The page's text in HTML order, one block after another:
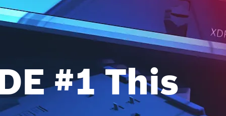
ctrlX MOTION
Motion-, Robotik- & CNC-Software
ctrlX IOT
IOT-Lösungen
Nachhaltigkeit
#1 This